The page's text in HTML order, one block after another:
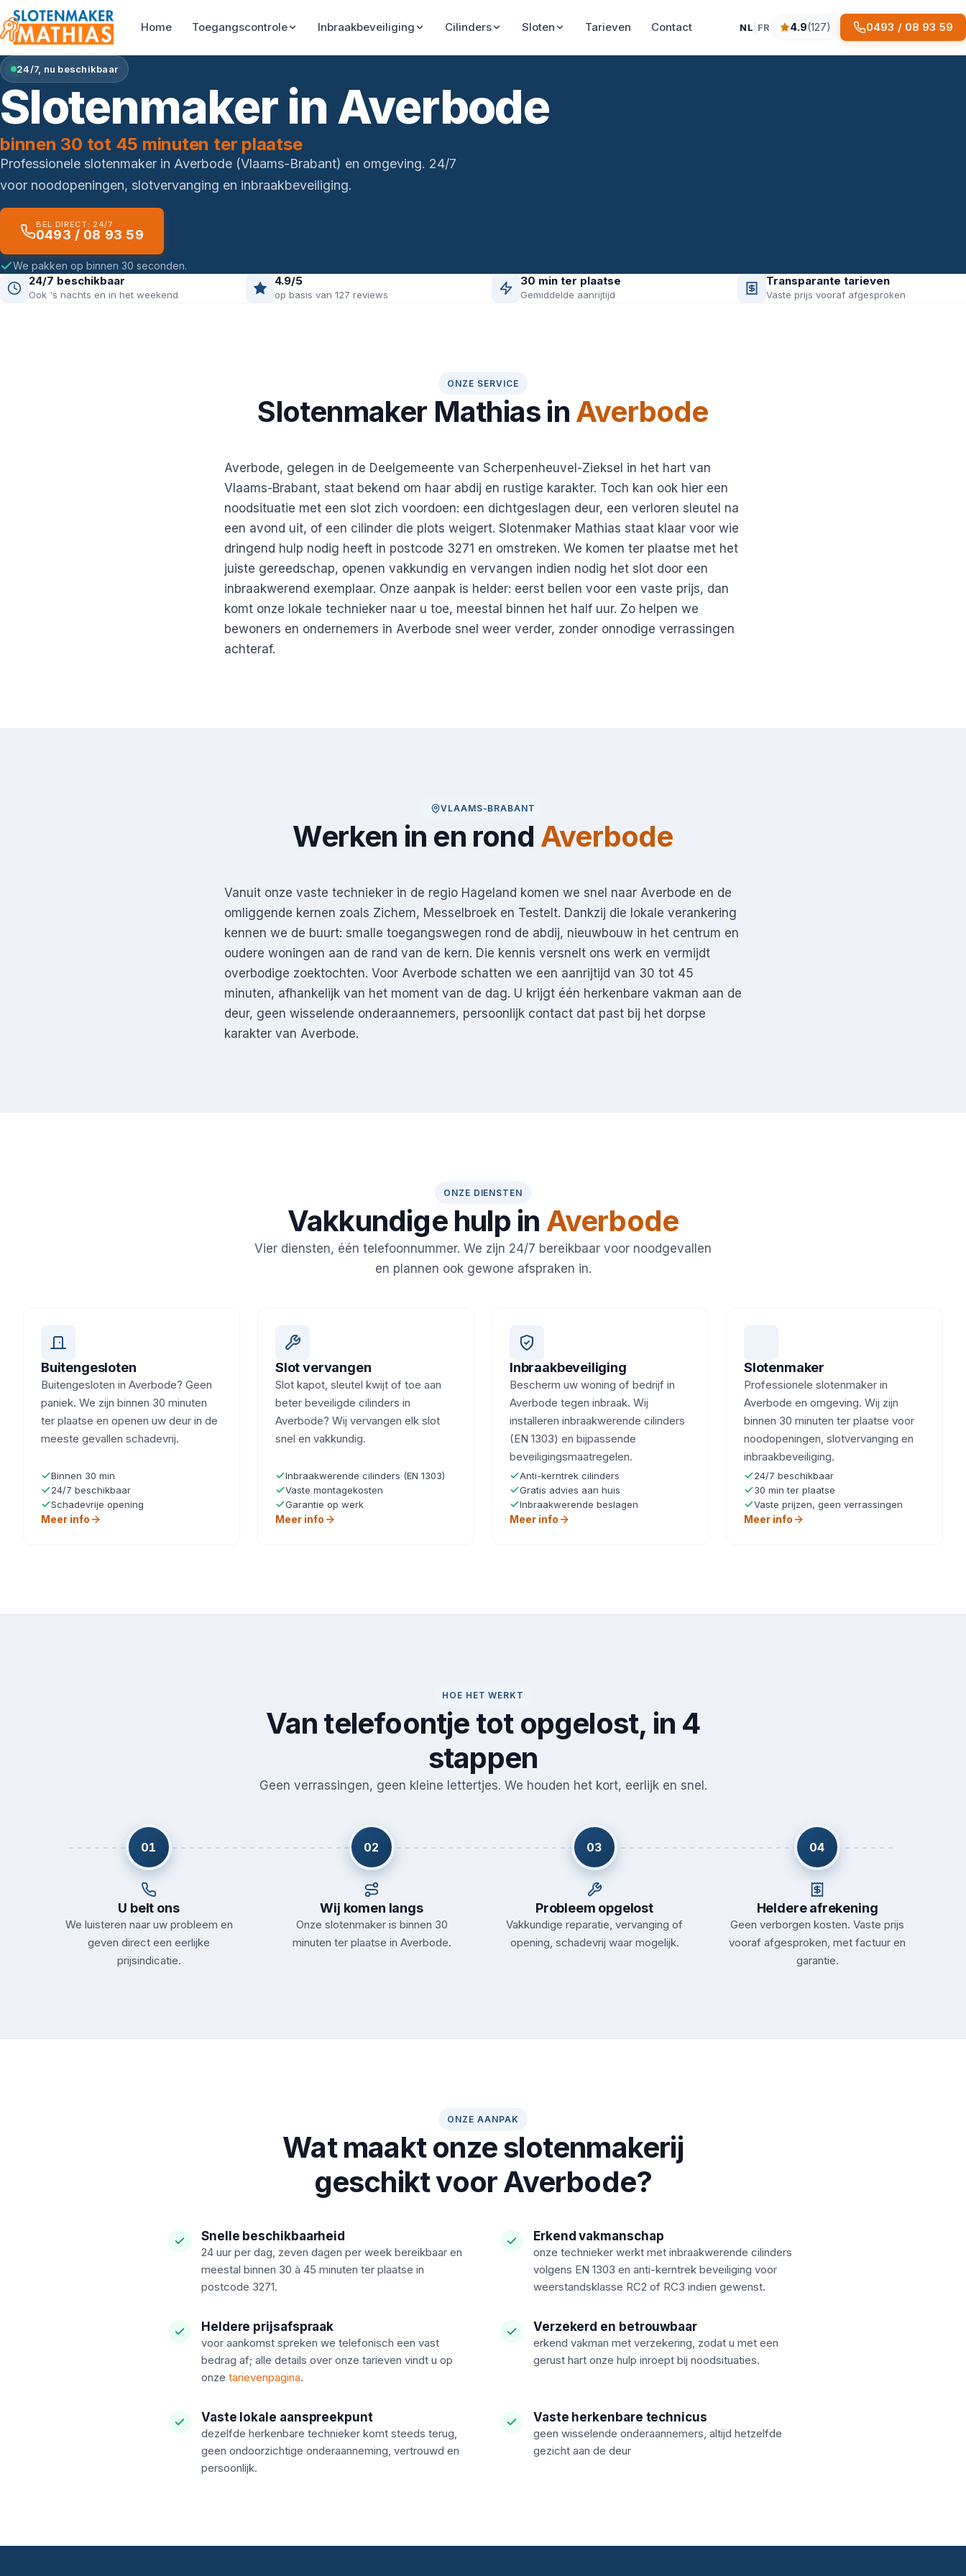
Home Toegangscontrole Inbraakbeveiliging Cilinders Sloten Tarieven Contact NL FR
4.9 sterren op basis van 127 reviews
4.9(127) 0493 / 08 93 59
24/7, nu beschikbaar
Slotenmaker in Averbode
binnen 30 tot 45 minuten ter plaatse
Professionele slotenmaker in Averbode (Vlaams-Brabant) en omgeving. 24/7
voor noodopeningen, slotvervanging en inbraakbeveiliging.
BEL DIRECT: 24/7
0493 / 08 93 59
We pakken op binnen 30 seconden.
24/7 beschikbaar
Ook 's nachts en in het weekend
4.9/5
op basis van 127 reviews
30 min ter plaatse
Gemiddelde aanrijtijd
Transparante tarieven
Vaste prijs vooraf afgesproken
ONZE SERVICE
Slotenmaker Mathias in Averbode
Averbode, gelegen in de Deelgemeente van Scherpenheuvel-Zieksel in het hart van
Vlaams-Brabant, staat bekend om haar abdij en rustige karakter. Toch kan ook hier een
noodsituatie met een slot zich voordoen: een dichtgeslagen deur, een verloren sleutel na
een avond uit, of een cilinder die plots weigert. Slotenmaker Mathias staat klaar voor wie
dringend hulp nodig heeft in postcode 3271 en omstreken. We komen ter plaatse met het
juiste gereedschap, openen vakkundig en vervangen indien nodig het slot door een
inbraakwerend exemplaar. Onze aanpak is helder: eerst bellen voor een vaste prijs, dan
komt onze lokale technieker naar u toe, meestal binnen het half uur. Zo helpen we
bewoners en ondernemers in Averbode snel weer verder, zonder onnodige verrassingen
achteraf.
VLAAMS-BRABANT
Werken in en rond Averbode
Vanuit onze vaste technieker in de regio Hageland komen we snel naar Averbode en de
omliggende kernen zoals Zichem, Messelbroek en Testelt. Dankzij die lokale verankering
kennen we de buurt: smalle toegangswegen rond de abdij, nieuwbouw in het centrum en
oudere woningen aan de rand van de kern. Die kennis versnelt ons werk en vermijdt
overbodige zoektochten. Voor Averbode schatten we een aanrijtijd van 30 tot 45
minuten, afhankelijk van het moment van de dag. U krijgt één herkenbare vakman aan de
deur, geen wisselende onderaannemers, persoonlijk contact dat past bij het dorpse
karakter van Averbode.
ONZE DIENSTEN
Vakkundige hulp in Averbode
Vier diensten, één telefoonnummer. We zijn 24/7 bereikbaar voor noodgevallen
en plannen ook gewone afspraken in.
Buitengesloten
Buitengesloten in Averbode? Geen
paniek. We zijn binnen 30 minuten
ter plaatse en openen uw deur in de
meeste gevallen schadevrij.
Binnen 30 min
24/7 beschikbaar
Schadevrije opening
Meer info
Slot vervangen
Slot kapot, sleutel kwijt of toe aan
beter beveiligde cilinders in
Averbode? Wij vervangen elk slot
snel en vakkundig.
Inbraakwerende cilinders (EN 1303)
Vaste montagekosten
Garantie op werk
Meer info
Inbraakbeveiliging
Bescherm uw woning of bedrijf in
Averbode tegen inbraak. Wij
installeren inbraakwerende cilinders
(EN 1303) en bijpassende
beveiligingsmaatregelen.
Anti-kerntrek cilinders
Gratis advies aan huis
Inbraakwerende beslagen
Meer info
Slotenmaker
Professionele slotenmaker in
Averbode en omgeving. Wij zijn
binnen 30 minuten ter plaatse voor
noodopeningen, slotvervanging en
inbraakbeveiliging.
24/7 beschikbaar
30 min ter plaatse
Vaste prijzen, geen verrassingen
Meer info
HOE HET WERKT
Van telefoontje tot opgelost, in 4
stappen
Geen verrassingen, geen kleine lettertjes. We houden het kort, eerlijk en snel.
01
U belt ons
We luisteren naar uw probleem en
geven direct een eerlijke
prijsindicatie.
02
Wij komen langs
Onze slotenmaker is binnen 30
minuten ter plaatse in Averbode.
03
Probleem opgelost
Vakkundige reparatie, vervanging of
opening, schadevrij waar mogelijk.
04
Heldere afrekening
Geen verborgen kosten. Vaste prijs
vooraf afgesproken, met factuur en
garantie.
ONZE AANPAK
Wat maakt onze slotenmakerij
geschikt voor Averbode?
Snelle beschikbaarheid
24 uur per dag, zeven dagen per week bereikbaar en
meestal binnen 30 à 45 minuten ter plaatse in
postcode 3271.
Erkend vakmanschap
onze technieker werkt met inbraakwerende cilinders
volgens EN 1303 en anti-kerntrek beveiliging voor
weerstandsklasse RC2 of RC3 indien gewenst.
Heldere prijsafspraak
voor aankomst spreken we telefonisch een vast
bedrag af; alle details over onze tarieven vindt u op
onze tarievenpagina.
Verzekerd en betrouwbaar
erkend vakman met verzekering, zodat u met een
gerust hart onze hulp inroept bij noodsituaties.
Vaste lokale aanspreekpunt
dezelfde herkenbare technieker komt steeds terug,
geen ondoorzichtige onderaanneming, vertrouwd en
persoonlijk.
Vaste herkenbare technicus
geen wisselende onderaannemers, altijd hetzelfde
gezicht aan de deur